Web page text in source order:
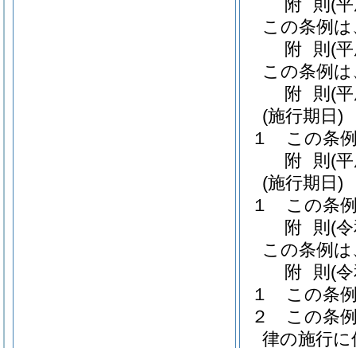
附 則 (
この条例
附 則 (
この条例
附 則 (
(施行期日)
１
この条
附 則 (
(施行期日)
１
この条
附 則 (
この条例
附 則 (
１
この条
２
この条
律の施行